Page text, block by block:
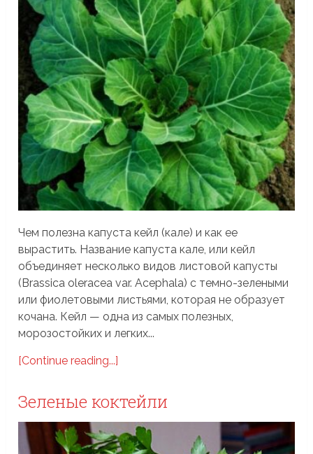
Чем полезна капуста кейл (кале) и как ее
вырастить. Название капуста кале, или кейл
объединяет несколько видов листовой капусты
(Brassica oleracea var. Acephala) с темно-зелеными
или фиолетовыми листьями, которая не образует
кочана. Кейл — одна из самых полезных,
морозостойких и легких...
[Continue reading...]
Зеленые коктейли